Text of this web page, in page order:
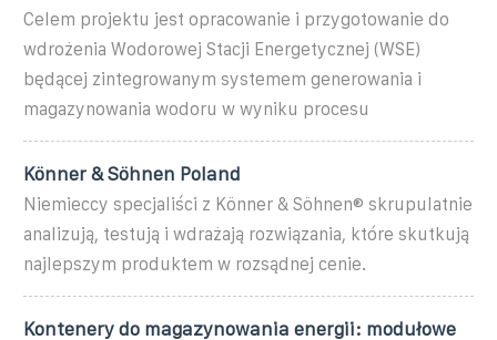
Celem projektu jest opracowanie i przygotowanie do
wdrożenia Wodorowej Stacji Energetycznej (WSE)
będącej zintegrowanym systemem generowania i
magazynowania wodoru w wyniku procesu
Könner & Söhnen Poland
Niemieccy specjaliści z Könner & Söhnen® skrupulatnie
analizują, testują i wdrażają rozwiązania, które skutkują
najlepszym produktem w rozsądnej cenie.
Kontenery do magazynowania energii: modułowe